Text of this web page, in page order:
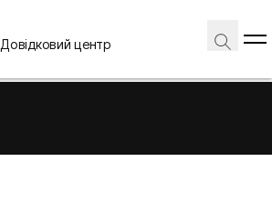
Довідковий центр